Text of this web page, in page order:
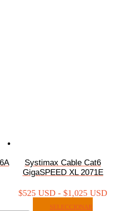
Systimax Cable Cat6
GigaSPEED XL 2071E
$525 USD - $1,025 USD
SELECCIONAR